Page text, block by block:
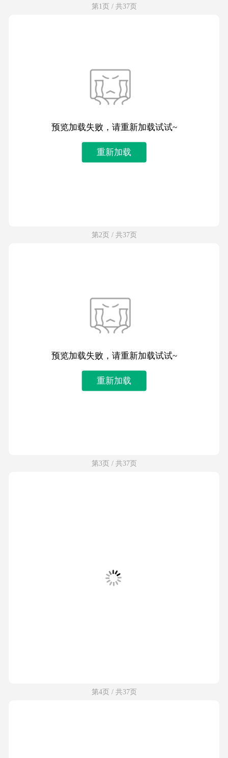
第1页 / 共37页
预览加载失败，请重新加载试试~
重新加载
第2页 / 共37页
预览加载失败，请重新加载试试~
重新加载
第3页 / 共37页
第4页 / 共37页